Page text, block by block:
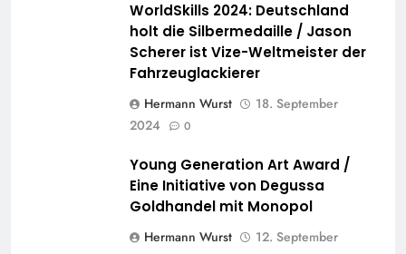
WorldSkills 2024: Deutschland
holt die Silbermedaille / Jason
Scherer ist Vize-Weltmeister der
Fahrzeuglackierer
Hermann Wurst
18. September
2024
0
Young Generation Art Award /
Eine Initiative von Degussa
Goldhandel mit Monopol
Hermann Wurst
12. September